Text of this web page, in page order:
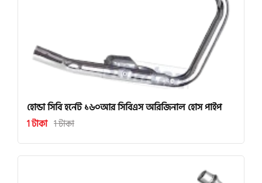
হোন্ডা সিবি হর্নেট ১৬০আর সিবিএস অরিজিনাল হোস পাইপ
1 টাকা 1 টাকা